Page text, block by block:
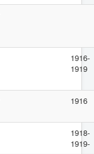
1916-
1919
1916
1918-
1919-